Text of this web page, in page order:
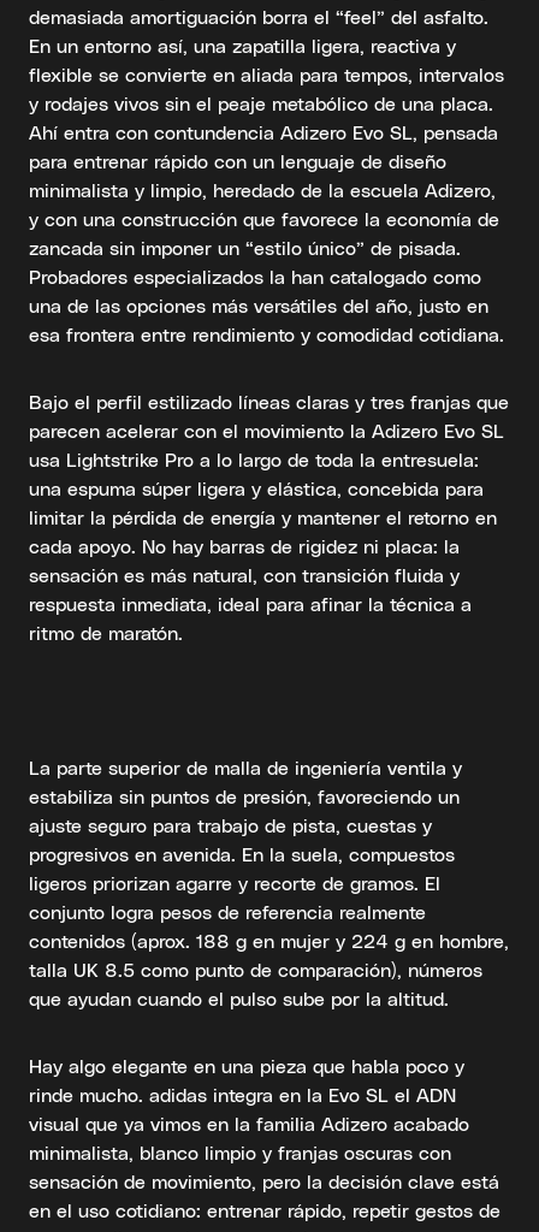
demasiada amortiguación borra el “feel” del asfalto.
En un entorno así, una zapatilla ligera, reactiva y
flexible se convierte en aliada para tempos, intervalos
y rodajes vivos sin el peaje metabólico de una placa.
Ahí entra con contundencia Adizero Evo SL, pensada
para entrenar rápido con un lenguaje de diseño
minimalista y limpio, heredado de la escuela Adizero,
y con una construcción que favorece la economía de
zancada sin imponer un “estilo único” de pisada.
Probadores especializados la han catalogado como
una de las opciones más versátiles del año, justo en
esa frontera entre rendimiento y comodidad cotidiana.
Bajo el perfil estilizado líneas claras y tres franjas que
parecen acelerar con el movimiento la Adizero Evo SL
usa Lightstrike Pro a lo largo de toda la entresuela:
una espuma súper ligera y elástica, concebida para
limitar la pérdida de energía y mantener el retorno en
cada apoyo. No hay barras de rigidez ni placa: la
sensación es más natural, con transición fluida y
respuesta inmediata, ideal para afinar la técnica a
ritmo de maratón.
La parte superior de malla de ingeniería ventila y
estabiliza sin puntos de presión, favoreciendo un
ajuste seguro para trabajo de pista, cuestas y
progresivos en avenida. En la suela, compuestos
ligeros priorizan agarre y recorte de gramos. El
conjunto logra pesos de referencia realmente
contenidos (aprox. 188 g en mujer y 224 g en hombre,
talla UK 8.5 como punto de comparación), números
que ayudan cuando el pulso sube por la altitud.
Hay algo elegante en una pieza que habla poco y
rinde mucho. adidas integra en la Evo SL el ADN
visual que ya vimos en la familia Adizero acabado
minimalista, blanco limpio y franjas oscuras con
sensación de movimiento, pero la decisión clave está
en el uso cotidiano: entrenar rápido, repetir gestos de